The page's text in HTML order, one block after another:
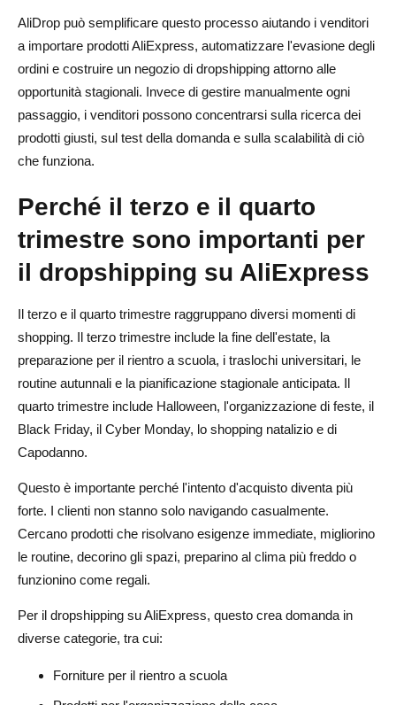
Quali sono i migliori prodotti AliExpress da vendere nel
terzo e quarto trimestre del 2026?
Quando dovrei iniziare a vendere prodotti stagionali per il
terzo e quarto trimestre?
Come scelgo prodotti AliExpress redditizi per il
I prodotti per le festività sono buoni per il dropshipping da
AliExpress?
Come può AliDrop aiutare a vendere prodotti AliExpress?
AliDrop può semplificare questo processo aiutando i venditori
a importare prodotti AliExpress, automatizzare l'evasione degli
ordini e costruire un negozio di dropshipping attorno alle
opportunità stagionali. Invece di gestire manualmente ogni
passaggio, i venditori possono concentrarsi sulla ricerca dei
prodotti giusti, sul test della domanda e sulla scalabilità di ciò
che funziona.
Perché il terzo e il quarto
trimestre sono importanti per
il dropshipping su AliExpress
Il terzo e il quarto trimestre raggruppano diversi momenti di
shopping. Il terzo trimestre include la fine dell'estate, la
preparazione per il rientro a scuola, i traslochi universitari, le
routine autunnali e la pianificazione stagionale anticipata. Il
quarto trimestre include Halloween, l'organizzazione di feste, il
Black Friday, il Cyber Monday, lo shopping natalizio e di
Capodanno.
Questo è importante perché l'intento d'acquisto diventa più
forte. I clienti non stanno solo navigando casualmente.
Cercano prodotti che risolvano esigenze immediate, migliorino
le routine, decorino gli spazi, preparino al clima più freddo o
funzionino come regali.
Per il dropshipping su AliExpress, questo crea domanda in
diverse categorie, tra cui:
Forniture per il rientro a scuola